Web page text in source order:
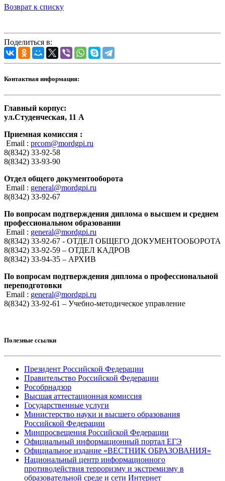
Возврат к списку
Поделиться в:
Контактная информация:
Главный корпус:
ул.Студенческая, 11 А
Приемная комиссия :
Email : prcom@mordgpi.ru
8(8342) 33-92-58
8(8342) 33-93-90
Отдел общего документооборота
Email : general@mordgpi.ru
8(8342) 33-92-67
По вопросам подтверждения диплома о высшем и среднем
профессиональном образовании
Email : general@mordgpi.ru
8(8342) 33-92-67 - ОТДЕЛ ОБЩЕГО ДОКУМЕНТООБОРОТА
8(8342) 33-92-59 – ОТДЕЛ КАДРОВ
8(8342) 33-94-35 – АРХИВ
По вопросам подтверждения диплома о профессиональной
переподготовки
Email : general@mordgpi.ru
8(8342) 33-92-61 – Учебно-методическое управление
Полезные ссылки
Президент Российской Федерации
Правительство Российской Федерации
Рособрнадзор
Высшая аттестационная комиссия
Государственные услуги
Министерство науки и высшего образования
Российской Федерации
Минпросвещения Российской Федерации
Официальный информационный портал ЕГЭ
Официальное издание «ВЕСТНИК ОБРАЗОВАНИЯ»
Национальный центр информационного
противодействия терроризму и экстремизму в
образовательной среде и сети Интернет